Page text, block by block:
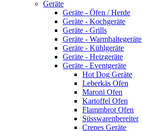
Geräte
Geräte - Öfen / Herde
Geräte - Kochgeräte
Geräte - Grills
Geräte - Warmhaltegeräte
Geräte - Kühlgeräte
Geräte - Heizgeräte
Geräte - Eventgeräte
Hot Dog Geräte
Leberkäs Ofen
Maroni Ofen
Kartoffel Ofen
Flammbrot Ofen
Süsswarenbereiter
Crepes Geräte